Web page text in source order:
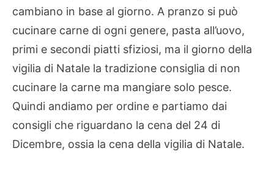
cambiano in base al giorno. A pranzo si può
cucinare carne di ogni genere, pasta all’uovo,
primi e secondi piatti sfiziosi, ma il giorno della
vigilia di Natale la tradizione consiglia di non
cucinare la carne ma mangiare solo pesce.
Quindi andiamo per ordine e partiamo dai
consigli che riguardano la cena del 24 di
Dicembre, ossia la cena della vigilia di Natale.